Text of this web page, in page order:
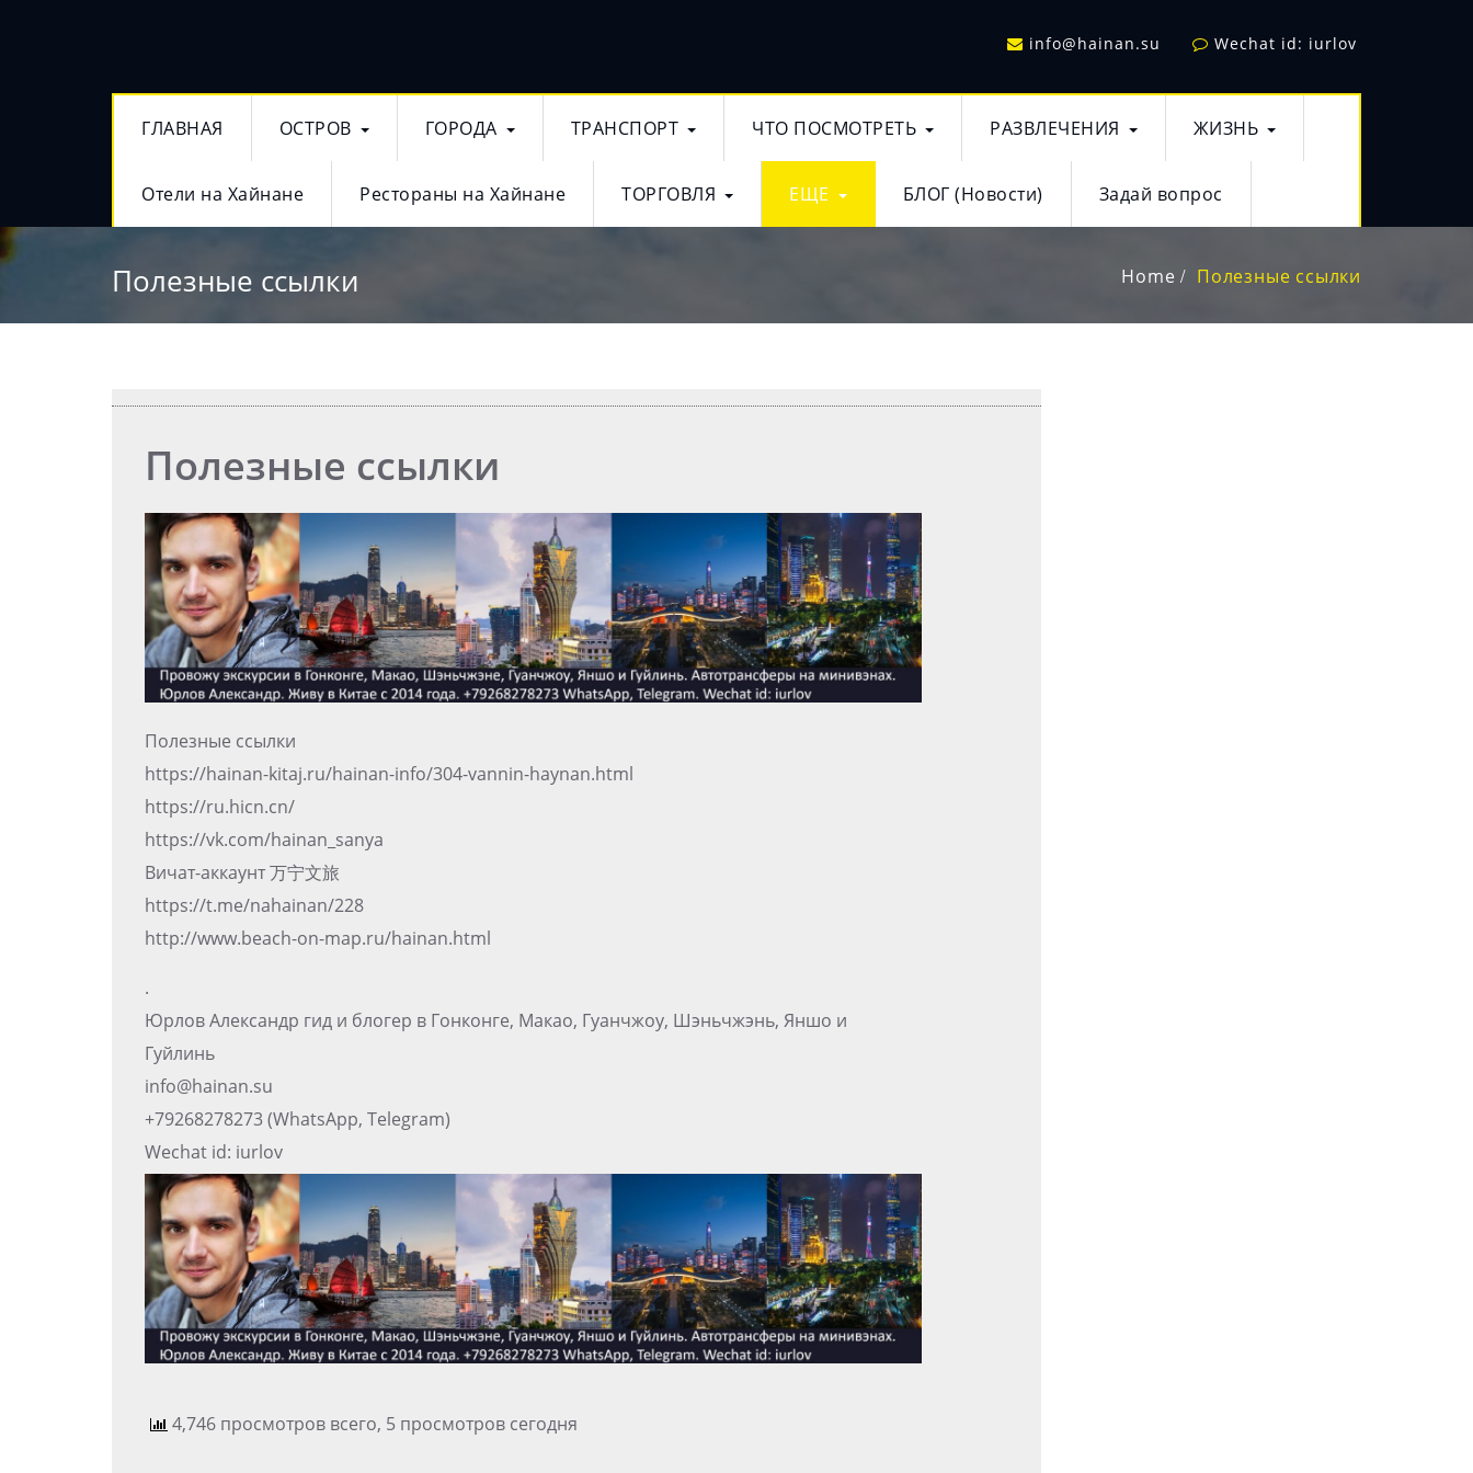
info@hainan.su Wechat id: iurlov
ГЛАВНАЯ ОСТРОВ ГОРОДА ТРАНСПОРТ ЧТО ПОСМОТРЕТЬ РАЗВЛЕЧЕНИЯ ЖИЗНЬ
Отели на Хайнане Рестораны на Хайнане ТОРГОВЛЯ ЕЩЕ БЛОГ (Новости) Задай вопрос
Полезные ссылки Home Полезные ссылки
Полезные ссылки
Полезные ссылки
https://hainan-kitaj.ru/hainan-info/304-vannin-haynan.html
https://ru.hicn.cn/
https://vk.com/hainan_sanya
Вичат-аккаунт 万宁文旅
https://t.me/nahainan/228
http://www.beach-on-map.ru/hainan.html
.
Юрлов Александр гид и блогер в Гонконге, Макао, Гуанчжоу, Шэньчжэнь, Яншо и
Гуйлинь
info@hainan.su
+79268278273 (WhatsApp, Telegram)
Wechat id: iurlov
4,746 просмотров всего, 5 просмотров сегодня